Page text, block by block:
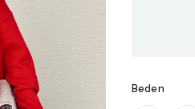
Beden